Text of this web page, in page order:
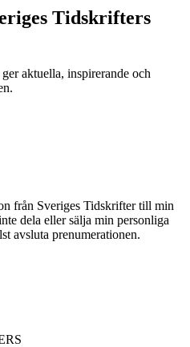
Tidskrifters
aktuella, inspirerande och
från Sveriges Tidskrifter till min
dela eller sälja min personliga
avsluta prenumerationen.